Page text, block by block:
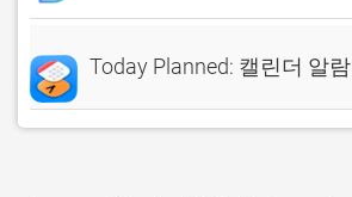
Today Planned: 캘린더 알람